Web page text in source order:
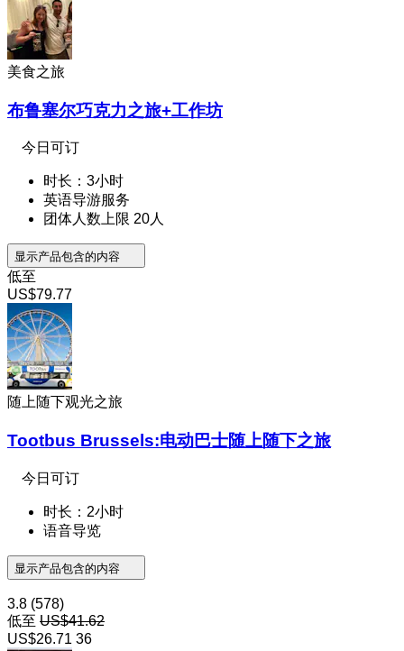
美食之旅
布鲁塞尔巧克力之旅+工作坊
今日可订
时长：3小时
英语导游服务
团体人数上限 20人
显示产品包含的内容
低至
US$79.77
随上随下观光之旅
Tootbus Brussels:电动巴士随上随下之旅
今日可订
时长：2小时
语音导览
显示产品包含的内容
3.8 (578)
低至 US$41.62
US$26.71 36